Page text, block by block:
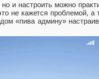
и настроить можно
не кажется проблемой,
«пива админу»